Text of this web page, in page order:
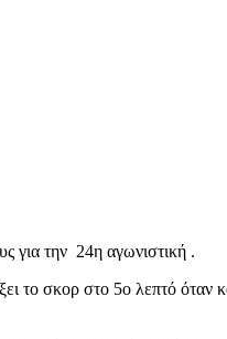
για την 24η αγωνιστική .
το σκορ στο 5ο λεπτό